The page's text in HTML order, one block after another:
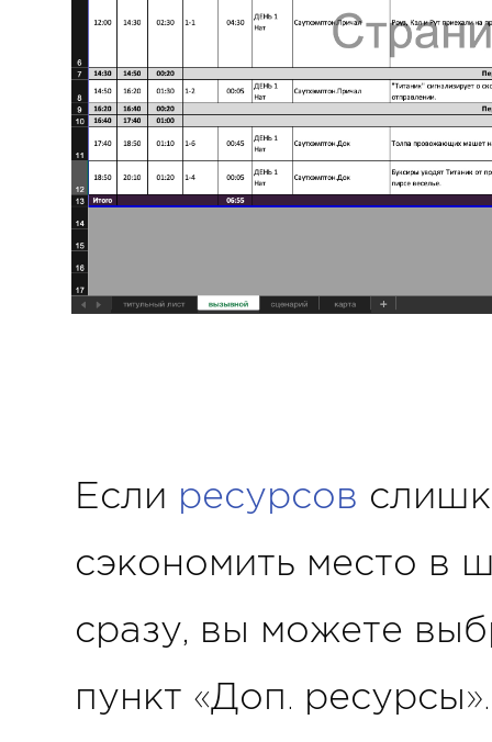
Если ресурсов
сэкономить место в
сразу, вы можете
пункт «Доп.